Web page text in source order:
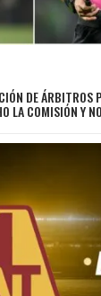
DE ÁRBITROS
LA COMISIÓN Y